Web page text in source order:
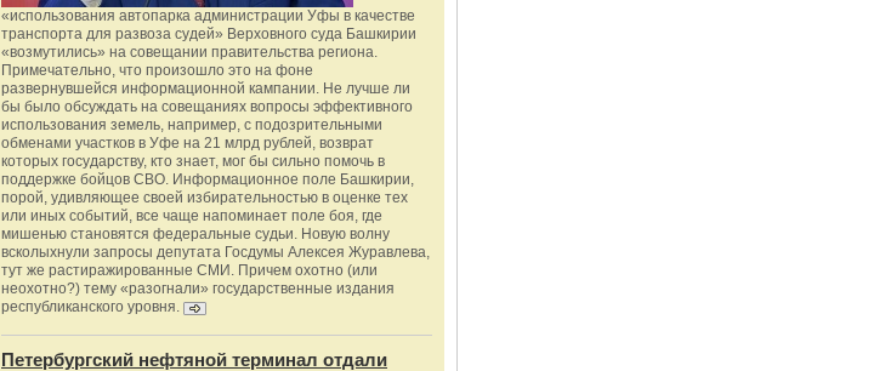
«использования автопарка администрации Уфы в качестве
транспорта для развоза судей» Верховного суда Башкирии
«возмутились» на совещании правительства региона.
Примечательно, что произошло это на фоне
развернувшейся информационной кампании. Не лучше ли
бы было обсуждать на совещаниях вопросы эффективного
использования земель, например, с подозрительными
обменами участков в Уфе на 21 млрд рублей, возврат
которых государству, кто знает, мог бы сильно помочь в
поддержке бойцов СВО. Информационное поле Башкирии,
порой, удивляющее своей избирательностью в оценке тех
или иных событий, все чаще напоминает поле боя, где
мишенью становятся федеральные судьи. Новую волну
всколыхнули запросы депутата Госдумы Алексея Журавлева,
тут же растиражированные СМИ. Причем охотно (или
неохотно?) тему «разогнали» государственные издания
республиканского уровня.
Петербургский нефтяной терминал отдали